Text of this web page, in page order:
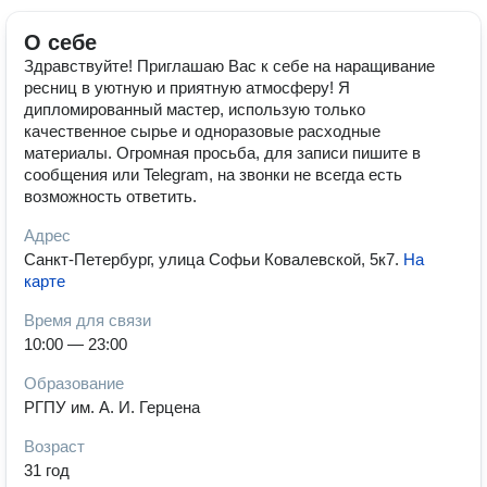
О себе
Здравствуйте! Приглашаю Вас к себе на наращивание
ресниц в уютную и приятную атмосферу! Я
дипломированный мастер, использую только
качественное сырье и одноразовые расходные
материалы. Огромная просьба, для записи пишите в
сообщения или Telegram, на звонки не всегда есть
возможность ответить.
Адрес
Санкт-Петербург, улица Софьи Ковалевской, 5к7. На
карте
Время для связи
10:00 — 23:00
Образование
РГПУ им. А. И. Герцена
Возраст
31 год